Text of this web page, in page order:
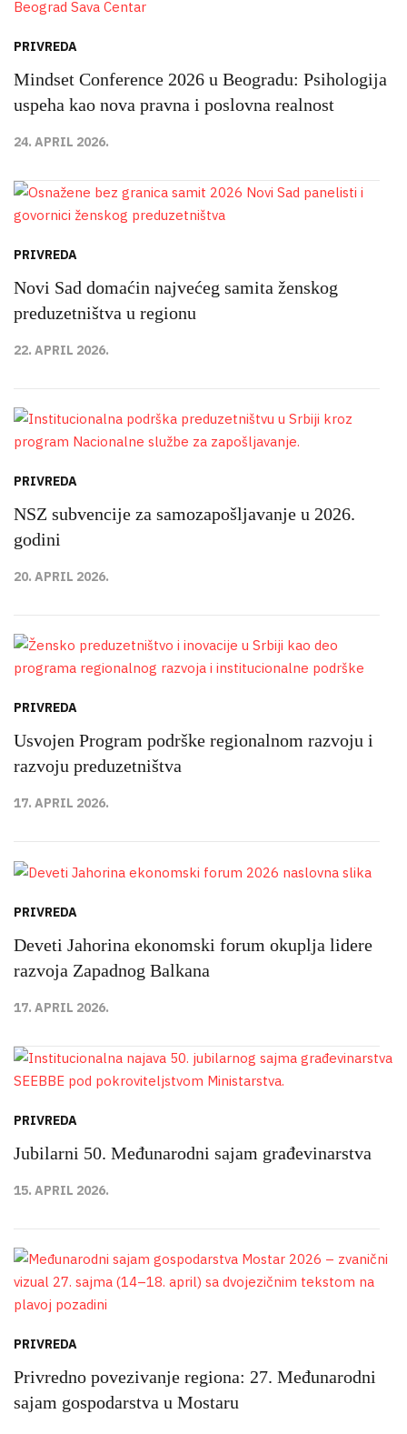
PRIVREDA
Mindset Conference 2026 u Beogradu: Psihologija
uspeha kao nova pravna i poslovna realnost
24. APRIL 2026.
PRIVREDA
Novi Sad domaćin najvećeg samita ženskog
preduzetništva u regionu
22. APRIL 2026.
PRIVREDA
NSZ subvencije za samozapošljavanje u 2026.
godini
20. APRIL 2026.
PRIVREDA
Usvojen Program podrške regionalnom razvoju i
razvoju preduzetništva
17. APRIL 2026.
PRIVREDA
Deveti Jahorina ekonomski forum okuplja lidere
razvoja Zapadnog Balkana
17. APRIL 2026.
PRIVREDA
Jubilarni 50. Međunarodni sajam građevinarstva
15. APRIL 2026.
PRIVREDA
Privredno povezivanje regiona: 27. Međunarodni
sajam gospodarstva u Mostaru